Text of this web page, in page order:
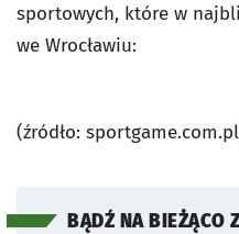
sportowych, które w
we Wrocławiu:
(źródło:
BĄDŹ NA BIEŻĄCO